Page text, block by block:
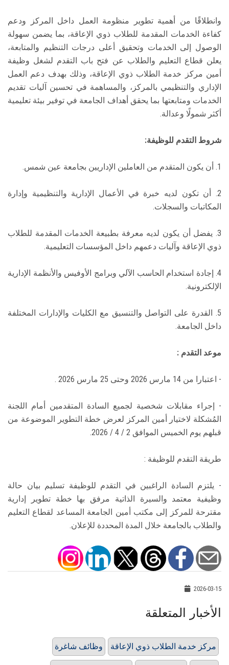
وانطلاقًا من أهمية تطوير منظومة العمل داخل المركز ودعم
كفاءة الخدمات المقدمة للطلاب ذوي الإعاقة، بما يضمن سهولة
الوصول إلى الخدمات وتحقيق أعلى درجات التنظيم والمتابعة،
يعلن قطاع التعليم والطلاب عن فتح باب التقدم لشغل وظيفة
أمين مركز خدمة الطلاب ذوي الإعاقة، وذلك بهدف دعم العمل
الإداري والتنظيمي بالمركز، والمساهمة في تحسين آليات تقديم
الخدمات ومتابعتها بما يحقق أهداف الجامعة في توفير بيئة تعليمية
أكثر شمولًا وعدالة.
شروط التقدم للوظيفة:
1. أن يكون المتقدم من العاملين الإداريين بجامعة عين شمس.
2. أن تكون لديه خبرة في الأعمال الإدارية والتنظيمية وإدارة
المكاتبات والسجلات.
3. يفضل أن يكون لديه معرفة بطبيعة الخدمات المقدمة للطلاب
ذوي الإعاقة وآليات دعمهم داخل المؤسسات التعليمية.
4. إجادة استخدام الحاسب الآلي وبرامج الأوفيس والأنظمة الإدارية
الإلكترونية.
5. القدرة على التواصل والتنسيق مع الكليات والإدارات المختلفة
داخل الجامعة.
موعد التقدم :
- اعتبارا من 14 مارس 2026 وحتى 25 مارس 2026 .
- إجراء مقابلات شخصية لجميع السادة المتقدمين أمام اللجنة
المُشكلة لاختيار أمين المركز لعرض خطة التطوير الموضوعة من
قبلهم يوم الخميس الموافق 2 / 4 / 2026.
طريقة التقدم للوظيفة :
- يلتزم السادة الراغبين في التقدم للوظيفة تسليم بيان حالة
وظيفية معتمد والسيرة الذاتية مرفق بها خطة تطوير إدارية
مقترحة للمركز إلى مكتب أمين الجامعة المساعد لقطاع التعليم
والطلاب بالجامعة خلال المدة المحددة للإعلان.
2026-03-15
الأخبار المتعلقة
وظائف شاغرة مركز خدمة الطلاب ذوي الإعاقة